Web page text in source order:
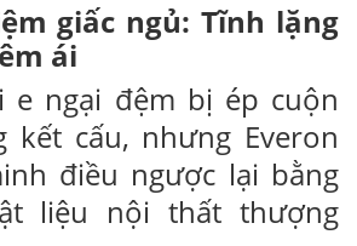
giấc ngủ: Tĩnh lặng
ái
e ngại đệm bị ép cuộn
kết cấu, nhưng Everon
điều ngược lại bằng
liệu nội thất thượng